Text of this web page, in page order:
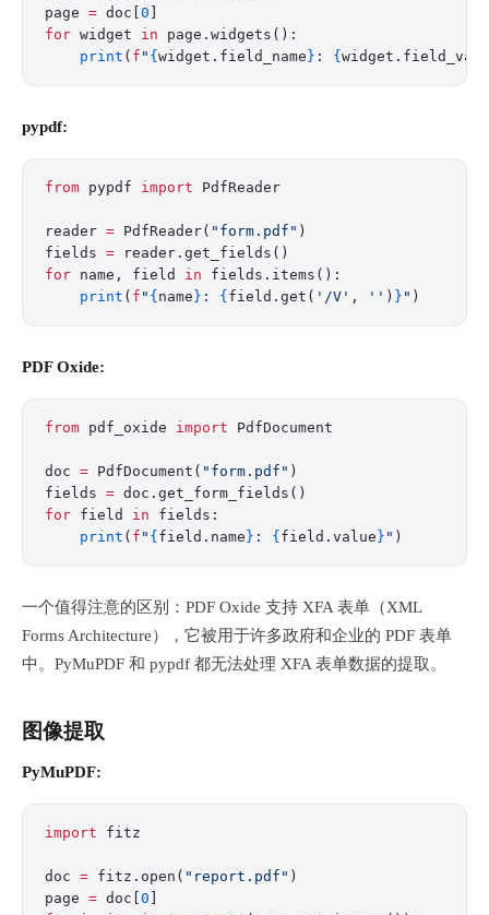
page = doc[ 0
for widget in page.widgets():
    print
( f " { widget.field_name } : {
pypdf:
from pypdf import PdfReader
reader = PdfReader( "form.pdf" )
fields = reader.get_fields()
for name, field in fields.items():
    print
( f " { name } : { field.get( '/V' , '' ) } " )
PDF Oxide:
from pdf_oxide import PdfDocument
doc = PdfDocument( "form.pdf" )
fields = doc.get_form_fields()
for field in fields:
    print
( f " { field.name } : { field.value } " )
一个值得注意的区别：PDF Oxide 支持 XFA 表单（XML
Forms Architecture），它被用于许多政府和企业的 PDF 表单
中。PyMuPDF 和 pypdf 都无法处理 XFA 表单数据的提取。
图像提取
PyMuPDF:
import fitz
doc = fitz.open( "report.pdf" )
page = doc[ 0